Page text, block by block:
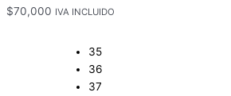
$70,000 IVA INCLUIDO
35
36
37